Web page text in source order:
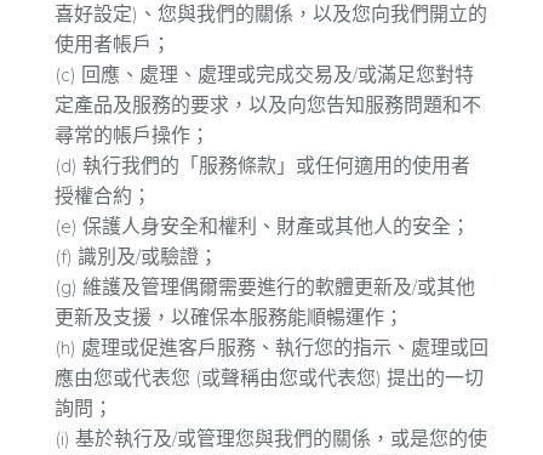
喜好設定)、您與我們的關係，以及您向我們開立的
使用者帳戶；
(c) 回應、處理、處理或完成交易及/或滿足您對特
定產品及服務的要求，以及向您告知服務問題和不
尋常的帳戶操作；
(d) 執行我們的「服務條款」或任何適用的使用者
授權合約；
(e) 保護人身安全和權利、財產或其他人的安全；
(f) 識別及/或驗證；
(g) 維護及管理偶爾需要進行的軟體更新及/或其他
更新及支援，以確保本服務能順暢運作；
(h) 處理或促進客戶服務、執行您的指示、處理或回
應由您或代表您 (或聲稱由您或代表您) 提出的一切
詢問；
(i) 基於執行及/或管理您與我們的關係，或是您的使